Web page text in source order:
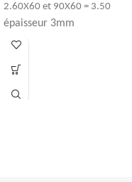
2.60X60 et 90X60 = 3.50
épaisseur 3mm